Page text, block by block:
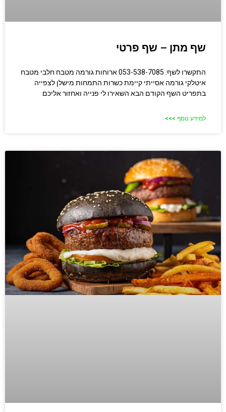
שף מתן – שף פרטי
התקשרו לשף: 053-538-7085 ארוחות גורמה מטבח חלבי מטבח
איטלקי גורמה אסייתי קיימת כשרות התמחות מישלן לצפייה
בתפריט השף הקודם הבא השאירו לי פנייה ואחזור אליכם
למידע נוסף >>>